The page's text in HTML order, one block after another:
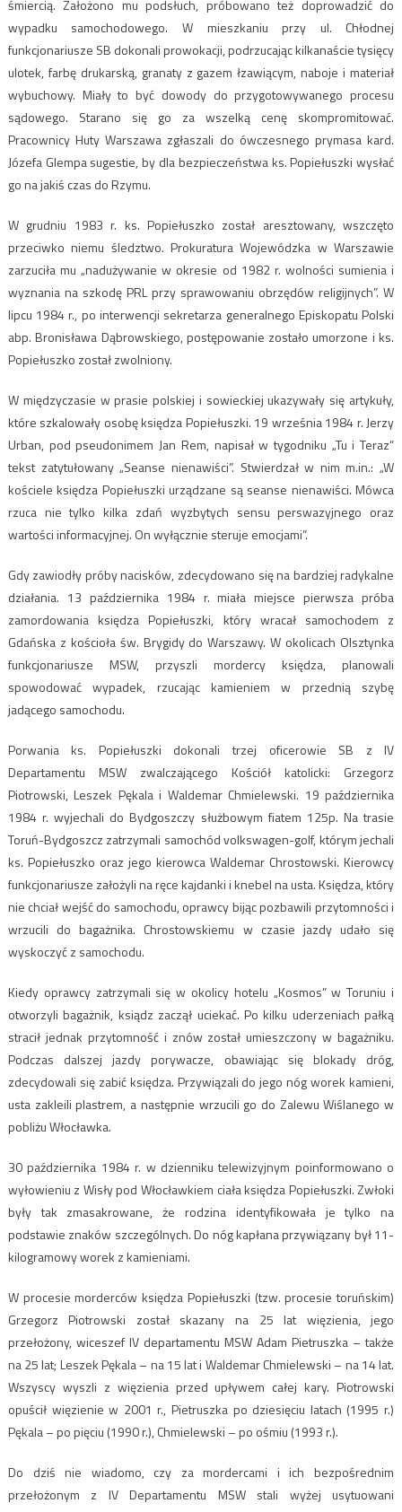
śmiercią. Założono mu podsłuch, próbowano też doprowadzić do
wypadku samochodowego. W mieszkaniu przy ul. Chłodnej
funkcjonariusze SB dokonali prowokacji, podrzucając kilkanaście tysięcy
ulotek, farbę drukarską, granaty z gazem łzawiącym, naboje i materiał
wybuchowy. Miały to być dowody do przygotowywanego procesu
sądowego. Starano się go za wszelką cenę skompromitować.
Pracownicy Huty Warszawa zgłaszali do ówczesnego prymasa kard.
Józefa Glempa sugestie, by dla bezpieczeństwa ks. Popiełuszki wysłać
go na jakiś czas do Rzymu.
W grudniu 1983 r. ks. Popiełuszko został aresztowany, wszczęto
przeciwko niemu śledztwo. Prokuratura Wojewódzka w Warszawie
zarzuciła mu „nadużywanie w okresie od 1982 r. wolności sumienia i
wyznania na szkodę PRL przy sprawowaniu obrzędów religijnych”. W
lipcu 1984 r., po interwencji sekretarza generalnego Episkopatu Polski
abp. Bronisława Dąbrowskiego, postępowanie zostało umorzone i ks.
Popiełuszko został zwolniony.
W międzyczasie w prasie polskiej i sowieckiej ukazywały się artykuły,
które szkalowały osobę księdza Popiełuszki. 19 września 1984 r. Jerzy
Urban, pod pseudonimem Jan Rem, napisał w tygodniku „Tu i Teraz”
tekst zatytułowany „Seanse nienawiści”. Stwierdzał w nim m.in.: „W
kościele księdza Popiełuszki urządzane są seanse nienawiści. Mówca
rzuca nie tylko kilka zdań wyzbytych sensu perswazyjnego oraz
wartości informacyjnej. On wyłącznie steruje emocjami”.
Gdy zawiodły próby nacisków, zdecydowano się na bardziej radykalne
działania. 13 października 1984 r. miała miejsce pierwsza próba
zamordowania księdza Popiełuszki, który wracał samochodem z
Gdańska z kościoła św. Brygidy do Warszawy. W okolicach Olsztynka
funkcjonariusze MSW, przyszli mordercy księdza, planowali
spowodować wypadek, rzucając kamieniem w przednią szybę
jadącego samochodu.
Porwania ks. Popiełuszki dokonali trzej oficerowie SB z IV
Departamentu MSW zwalczającego Kościół katolicki: Grzegorz
Piotrowski, Leszek Pękala i Waldemar Chmielewski. 19 października
1984 r. wyjechali do Bydgoszczy służbowym fiatem 125p. Na trasie
Toruń-Bydgoszcz zatrzymali samochód volkswagen-golf, którym jechali
ks. Popiełuszko oraz jego kierowca Waldemar Chrostowski. Kierowcy
funkcjonariusze założyli na ręce kajdanki i knebel na usta. Księdza, który
nie chciał wejść do samochodu, oprawcy bijąc pozbawili przytomności i
wrzucili do bagażnika. Chrostowskiemu w czasie jazdy udało się
wyskoczyć z samochodu.
Kiedy oprawcy zatrzymali się w okolicy hotelu „Kosmos” w Toruniu i
otworzyli bagażnik, ksiądz zaczął uciekać. Po kilku uderzeniach pałką
stracił jednak przytomność i znów został umieszczony w bagażniku.
Podczas dalszej jazdy porywacze, obawiając się blokady dróg,
zdecydowali się zabić księdza. Przywiązali do jego nóg worek kamieni,
usta zakleili plastrem, a następnie wrzucili go do Zalewu Wiślanego w
pobliżu Włocławka.
30 października 1984 r. w dzienniku telewizyjnym poinformowano o
wyłowieniu z Wisły pod Włocławkiem ciała księdza Popiełuszki. Zwłoki
były tak zmasakrowane, że rodzina identyfikowała je tylko na
podstawie znaków szczególnych. Do nóg kapłana przywiązany był 11-
kilogramowy worek z kamieniami.
W procesie morderców księdza Popiełuszki (tzw. procesie toruńskim)
Grzegorz Piotrowski został skazany na 25 lat więzienia, jego
przełożony, wiceszef IV departamentu MSW Adam Pietruszka – także
na 25 lat; Leszek Pękala – na 15 lat i Waldemar Chmielewski – na 14 lat.
Wszyscy wyszli z więzienia przed upływem całej kary. Piotrowski
opuścił więzienie w 2001 r., Pietruszka po dziesięciu latach (1995 r.)
Pękala – po pięciu (1990 r.), Chmielewski – po ośmiu (1993 r.).
Do dziś nie wiadomo, czy za mordercami i ich bezpośrednim
przełożonym z IV Departamentu MSW stali wyżej usytuowani